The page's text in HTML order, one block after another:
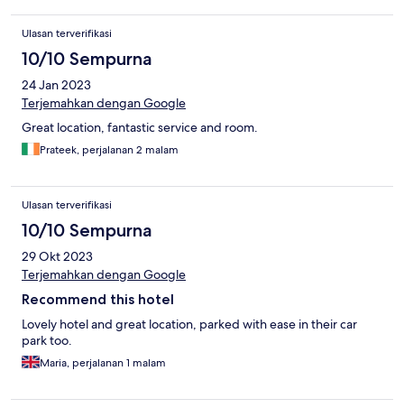
Ulasan terverifikasi
10/10 Sempurna
24 Jan 2023
Terjemahkan dengan Google
Great location, fantastic service and room.
Prateek, perjalanan 2 malam
Ulasan terverifikasi
10/10 Sempurna
29 Okt 2023
Terjemahkan dengan Google
Recommend this hotel
Lovely hotel and great location, parked with ease in their car
park too.
Maria, perjalanan 1 malam